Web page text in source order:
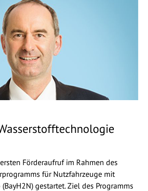
Förderaufruf im Rahmen des
für Nutzfahrzeuge mit
gestartet. Ziel des Programms